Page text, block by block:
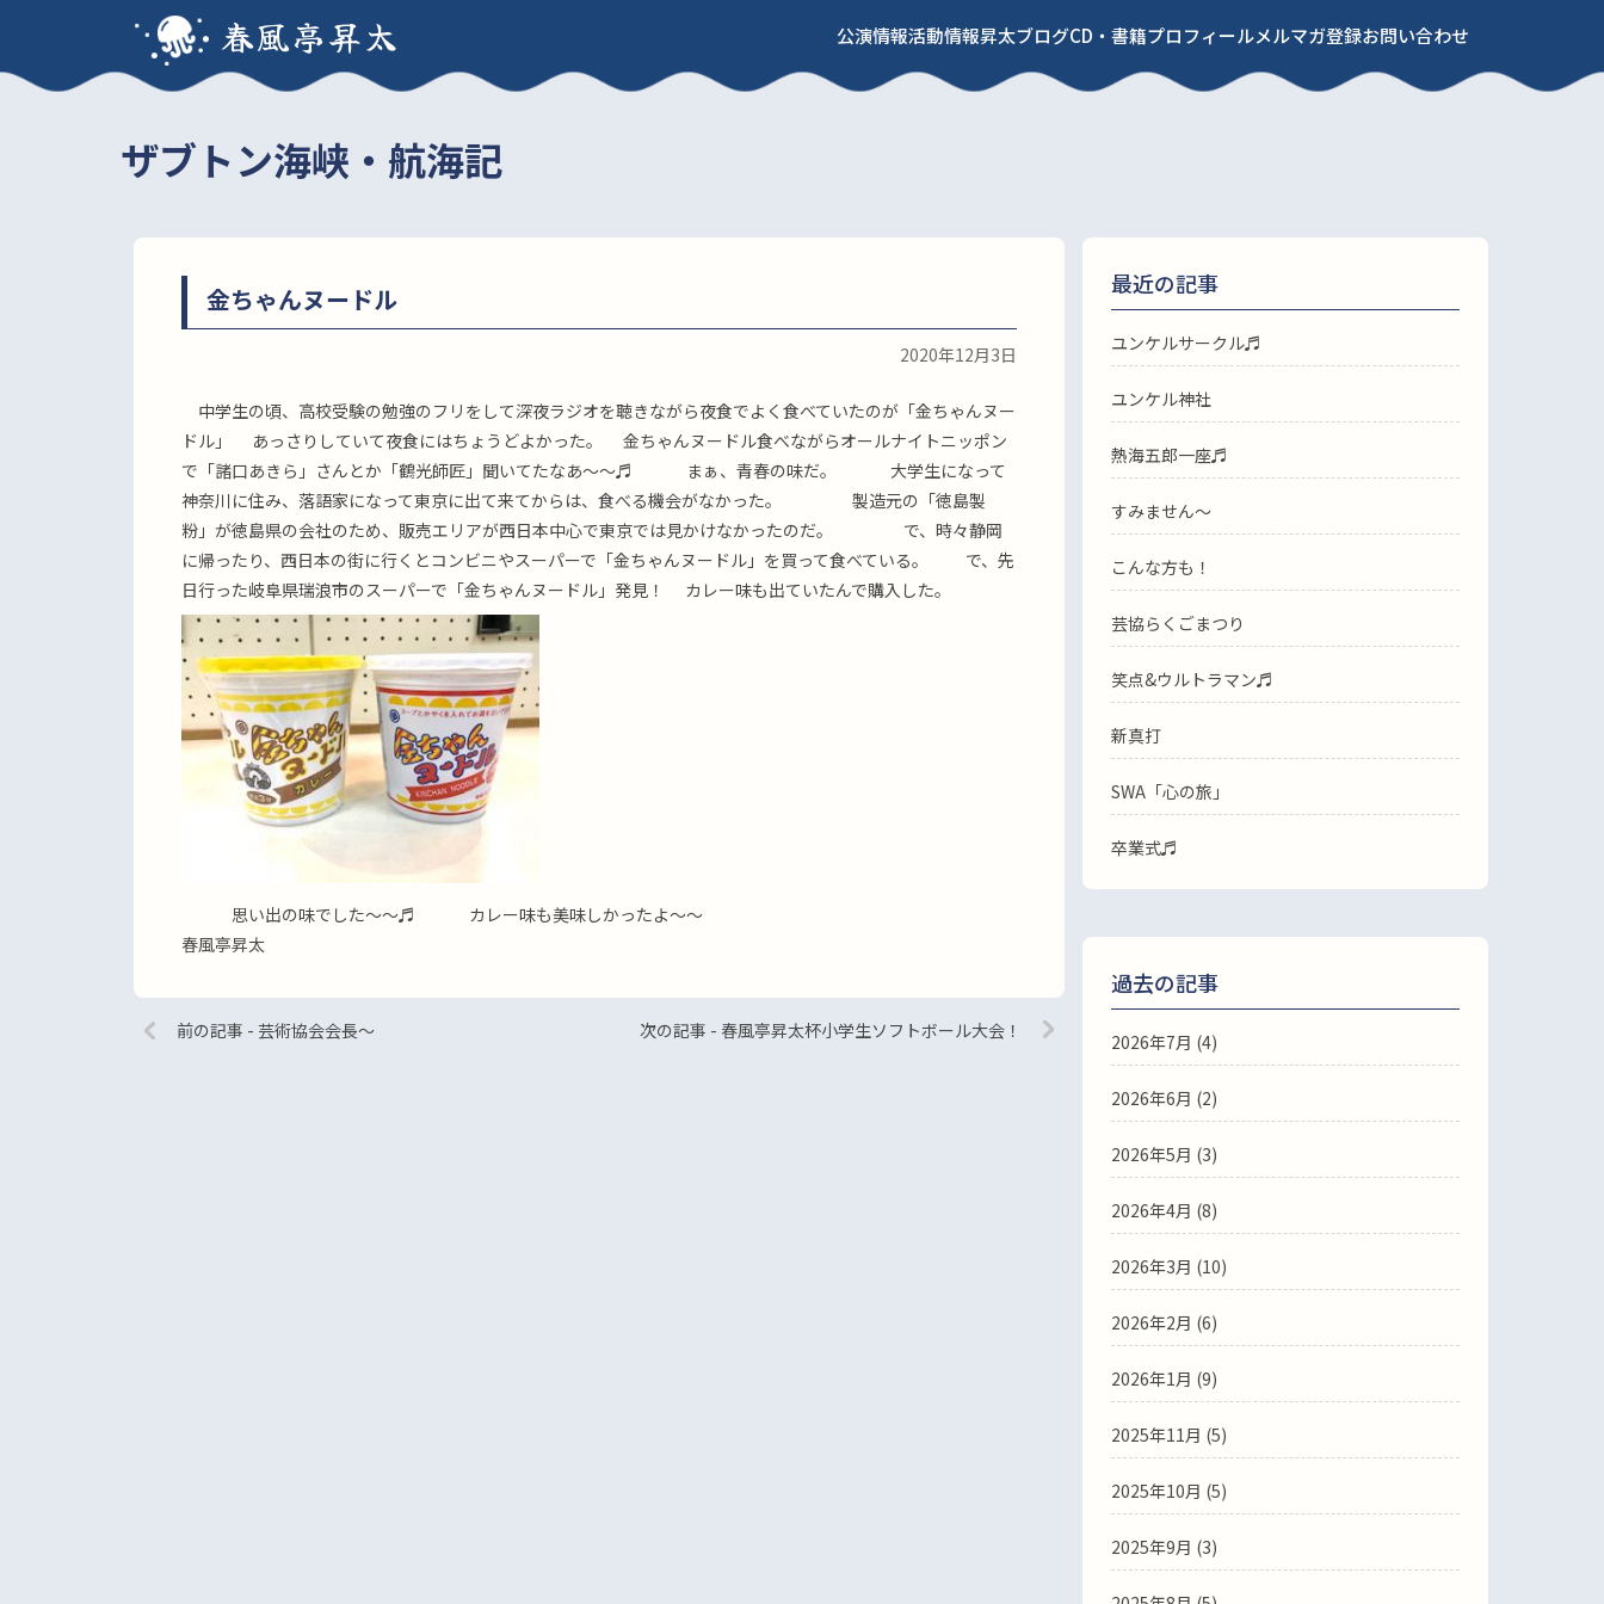
春風亭昇太 公演情報活動情報昇太ブログCD・書籍プロフィールメルマガ登録お問い合わせ
ザブトン海峡・航海記
金ちゃんヌードル
2020年12月3日
中学生の頃、高校受験の勉強のフリをして深夜ラジオを聴きながら夜食でよく食べていたのが「金ちゃんヌー
ドル」 あっさりしていて夜食にはちょうどよかった。 金ちゃんヌードル食べながらオールナイトニッポン
で「諸口あきら」さんとか「鶴光師匠」聞いてたなあ〜〜♬ まぁ、青春の味だ。 大学生になって
神奈川に住み、落語家になって東京に出て来てからは、食べる機会がなかった。 製造元の「徳島製
粉」が徳島県の会社のため、販売エリアが西日本中心で東京では見かけなかったのだ。 で、時々静岡
に帰ったり、西日本の街に行くとコンビニやスーパーで「金ちゃんヌードル」を買って食べている。 で、先
日行った岐阜県瑞浪市のスーパーで「金ちゃんヌードル」発見！ カレー味も出ていたんで購入した。
思い出の味でした〜〜♬ カレー味も美味しかったよ〜〜
春風亭昇太
前の記事 - 芸術協会会長〜 次の記事 - 春風亭昇太杯小学生ソフトボール大会！
最近の記事
ユンケルサークル♬
ユンケル神社
熱海五郎一座♬
すみません〜
こんな方も！
芸協らくごまつり
笑点&ウルトラマン♬
新真打
SWA「心の旅」
卒業式♬
過去の記事
2026年7月 (4)
2026年6月 (2)
2026年5月 (3)
2026年4月 (8)
2026年3月 (10)
2026年2月 (6)
2026年1月 (9)
2025年11月 (5)
2025年10月 (5)
2025年9月 (3)